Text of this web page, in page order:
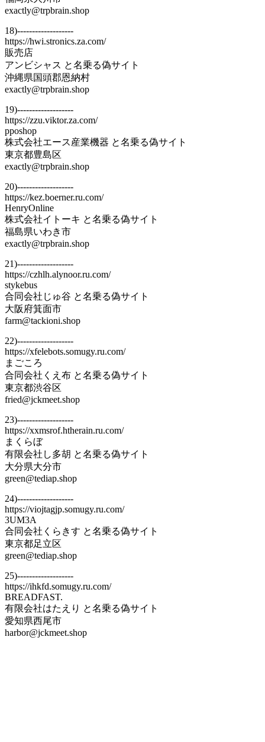
exactly@trpbrain.shop
18)-------------------
https://hwi.stronics.za.com/
販売店
アンビシャス と名乗る偽サイト
沖縄県国頭郡恩納村
exactly@trpbrain.shop
19)-------------------
https://zzu.viktor.za.com/
pposhop
株式会社エース産業機器 と名乗る偽サイト
東京都豊島区
exactly@trpbrain.shop
20)-------------------
https://kez.boerner.ru.com/
HenryOnline
株式会社イトーキ と名乗る偽サイト
福島県いわき市
exactly@trpbrain.shop
21)-------------------
https://czhlh.alynoor.ru.com/
stykebus
合同会社じゅ谷 と名乗る偽サイト
大阪府箕面市
farm@tackioni.shop
22)-------------------
https://xfelebots.somugy.ru.com/
まごころ
合同会社くえ布 と名乗る偽サイト
東京都渋谷区
fried@jckmeet.shop
23)-------------------
https://xxmsrof.htherain.ru.com/
まくらぼ
有限会社し多胡 と名乗る偽サイト
大分県大分市
green@tediap.shop
24)-------------------
https://viojtagjp.somugy.ru.com/
3UM3A
合同会社くらきす と名乗る偽サイト
東京都足立区
green@tediap.shop
25)-------------------
https://ihkfd.somugy.ru.com/
BREADFAST.
有限会社はたえり と名乗る偽サイト
愛知県西尾市
harbor@jckmeet.shop